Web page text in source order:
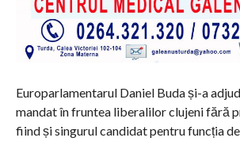
Europarlamentarul Daniel Buda și-a
mandat în fruntea liberalilor clujeni fără
fiind și singurul candidat pentru funcția